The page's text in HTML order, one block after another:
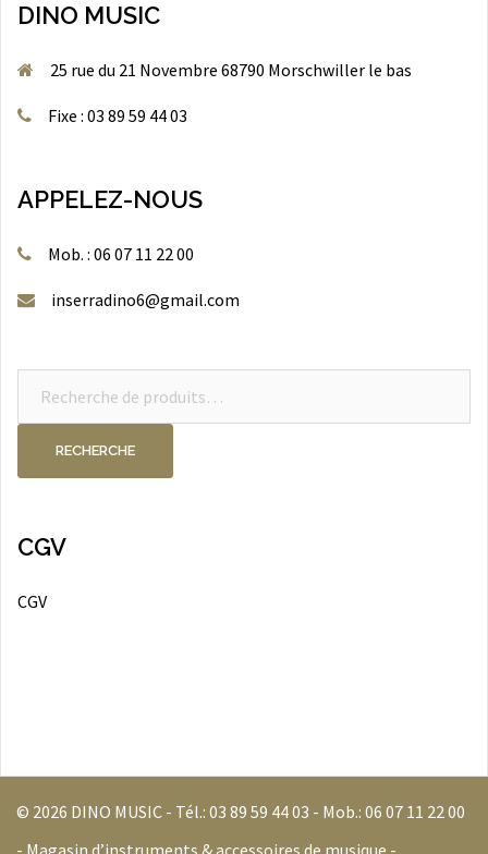
DINO MUSIC
25 rue du 21 Novembre 68790 Morschwiller le bas
Fixe : 03 89 59 44 03
APPELEZ-NOUS
Mob. : 06 07 11 22 00
inserradino6@gmail.com
RECHERCHE
CGV
CGV
© 2026 DINO MUSIC - Tél.: 03 89 59 44 03 - Mob.: 06 07 11 22 00